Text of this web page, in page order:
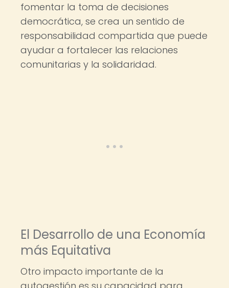
fomentar la toma de decisiones
democrática, se crea un sentido de
responsabilidad compartida que puede
ayudar a fortalecer las relaciones
comunitarias y la solidaridad.
El Desarrollo de una Economía
más Equitativa
Otro impacto importante de la